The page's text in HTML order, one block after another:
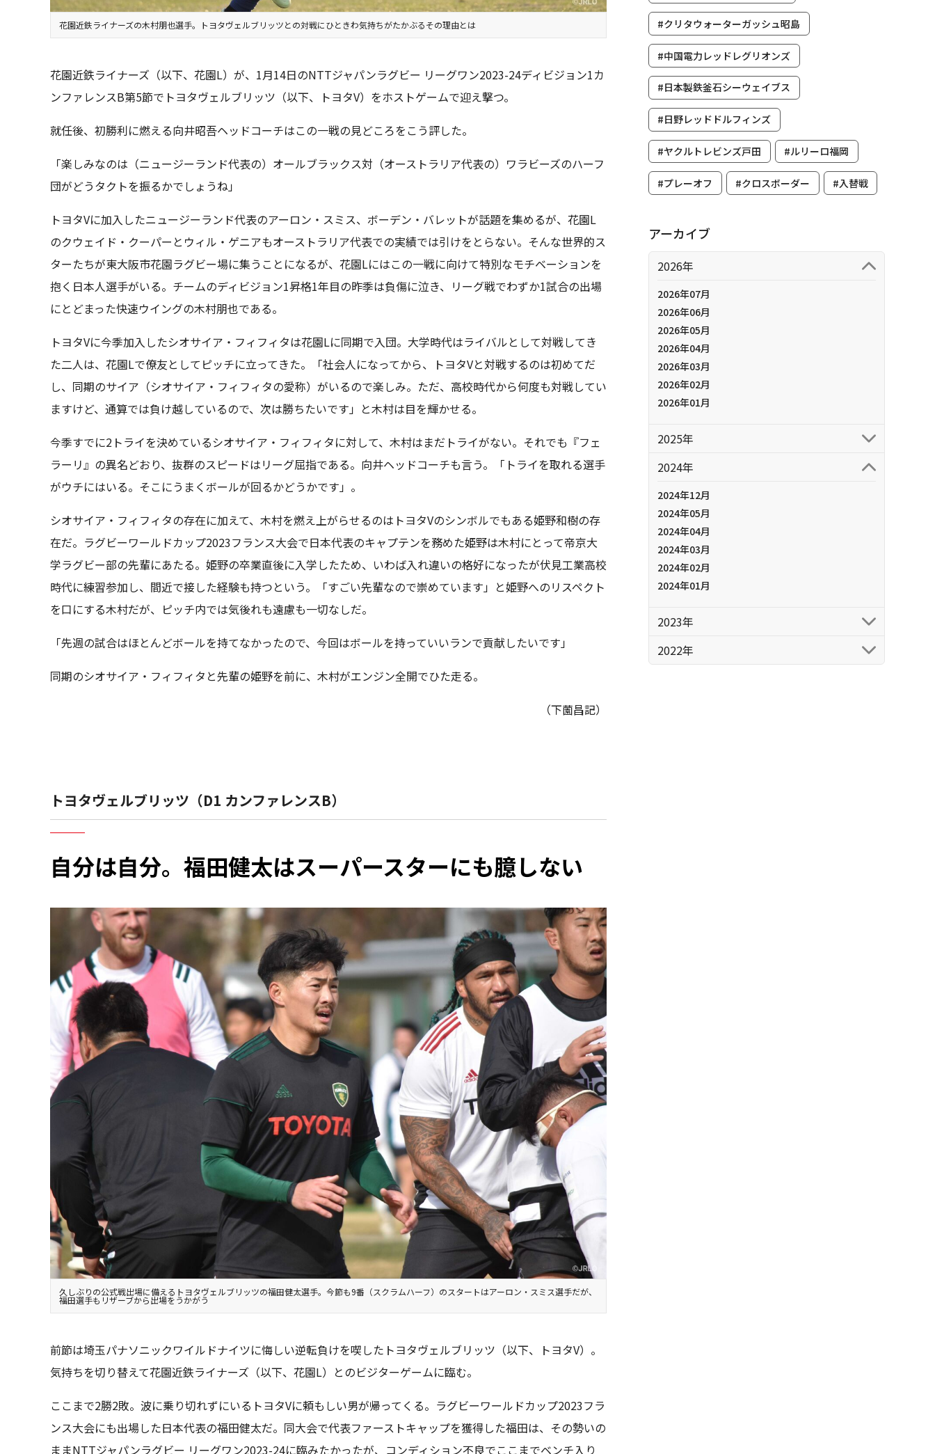
花園近鉄ライナーズの木村朋也選手。トヨタヴェルブリッツとの対戦にひときわ気持ちがたかぶるその理由とは
花園近鉄ライナーズ（以下、花園L）が、1月14日のNTTジャパンラグビー リーグワン2023-24ディビジョン1カ
ンファレンスB第5節でトヨタヴェルブリッツ（以下、トヨタV）をホストゲームで迎え撃つ。
就任後、初勝利に燃える向井昭吾ヘッドコーチはこの一戦の見どころをこう評した。
「楽しみなのは（ニュージーランド代表の）オールブラックス対（オーストラリア代表の）ワラビーズのハーフ
団がどうタクトを振るかでしょうね」
トヨタVに加入したニュージーランド代表のアーロン・スミス、ボーデン・バレットが話題を集めるが、花園L
のクウェイド・クーパーとウィル・ゲニアもオーストラリア代表での実績では引けをとらない。そんな世界的ス
ターたちが東大阪市花園ラグビー場に集うことになるが、花園Lにはこの一戦に向けて特別なモチベーションを
抱く日本人選手がいる。チームのディビジョン1昇格1年目の昨季は負傷に泣き、リーグ戦でわずか1試合の出場
にとどまった快速ウイングの木村朋也である。
トヨタVに今季加入したシオサイア・フィフィタは花園Lに同期で入団。大学時代はライバルとして対戦してき
た二人は、花園Lで僚友としてピッチに立ってきた。「社会人になってから、トヨタVと対戦するのは初めてだ
し、同期のサイア（シオサイア・フィフィタの愛称）がいるので楽しみ。ただ、高校時代から何度も対戦してい
ますけど、通算では負け越しているので、次は勝ちたいです」と木村は目を輝かせる。
今季すでに2トライを決めているシオサイア・フィフィタに対して、木村はまだトライがない。それでも『フェ
ラーリ』の異名どおり、抜群のスピードはリーグ屈指である。向井ヘッドコーチも言う。「トライを取れる選手
がウチにはいる。そこにうまくボールが回るかどうかです」。
シオサイア・フィフィタの存在に加えて、木村を燃え上がらせるのはトヨタVのシンボルでもある姫野和樹の存
在だ。ラグビーワールドカップ2023フランス大会で日本代表のキャプテンを務めた姫野は木村にとって帝京大
学ラグビー部の先輩にあたる。姫野の卒業直後に入学したため、いわば入れ違いの格好になったが伏見工業高校
時代に練習参加し、間近で接した経験も持つという。「すごい先輩なので崇めています」と姫野へのリスペクト
を口にする木村だが、ピッチ内では気後れも遠慮も一切なしだ。
「先週の試合はほとんどボールを持てなかったので、今回はボールを持っていいランで貢献したいです」
同期のシオサイア・フィフィタと先輩の姫野を前に、木村がエンジン全開でひた走る。
（下薗昌記）
トヨタヴェルブリッツ（D1 カンファレンスB）
自分は自分。福田健太はスーパースターにも臆しない
久しぶりの公式戦出場に備えるトヨタヴェルブリッツの福田健太選手。今節も9番（スクラムハーフ）のスタートはアーロン・スミス選手だが、
福田選手もリザーブから出場をうかがう
前節は埼玉パナソニックワイルドナイツに悔しい逆転負けを喫したトヨタヴェルブリッツ（以下、トヨタV）。
気持ちを切り替えて花園近鉄ライナーズ（以下、花園L）とのビジターゲームに臨む。
ここまで2勝2敗。波に乗り切れずにいるトヨタVに頼もしい男が帰ってくる。ラグビーワールドカップ2023フラ
ンス大会にも出場した日本代表の福田健太だ。同大会で代表ファーストキャップを獲得した福田は、その勢いの
ままNTTジャパンラグビー リーグワン2023-24に臨みたかったが、コンディション不良でここまでベンチ入り
#クリタウォーターガッシュ昭島
#中国電力レッドレグリオンズ
#日本製鉄釜石シーウェイブス
#日野レッドドルフィンズ
#ヤクルトレビンズ戸田 #ルリーロ福岡
#プレーオフ #クロスボーダー #入替戦
アーカイブ
2026年
2026年07月
2026年06月
2026年05月
2026年04月
2026年03月
2026年02月
2026年01月
2025年
2024年
2024年12月
2024年05月
2024年04月
2024年03月
2024年02月
2024年01月
2023年
2022年